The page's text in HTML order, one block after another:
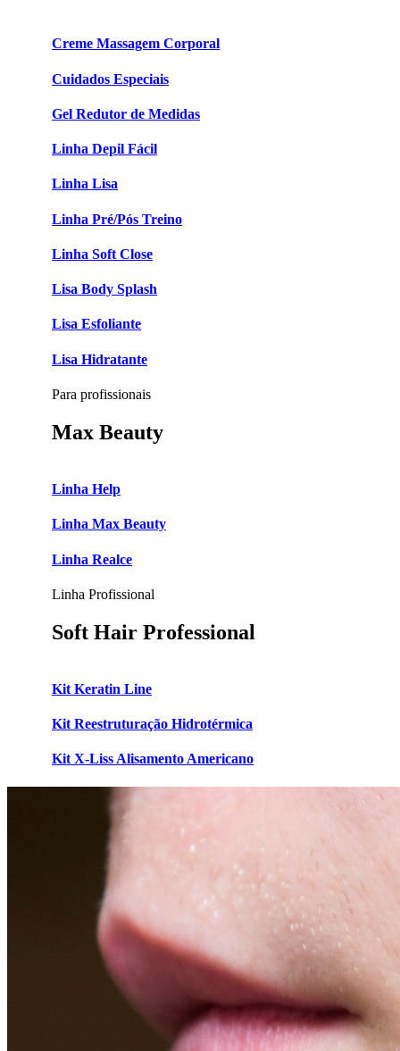
Creme Massagem Corporal
Cuidados Especiais
Gel Redutor de Medidas
Linha Depil Fácil
Linha Lisa
Linha Pré/Pós Treino
Linha Soft Close
Lisa Body Splash
Lisa Esfoliante
Lisa Hidratante
Para profissionais
Max Beauty
Linha Help
Linha Max Beauty
Linha Realce
Linha Profissional
Soft Hair Professional
Kit Keratin Line
Kit Reestruturação Hidrotérmica
Kit X-Liss Alisamento Americano